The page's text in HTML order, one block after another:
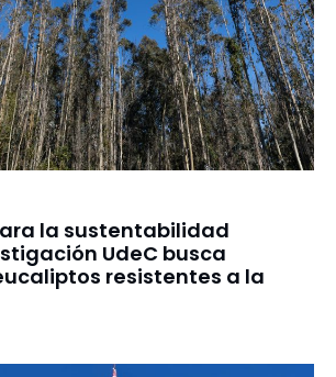
la sustentabilidad
UdeC busca
resistentes a la